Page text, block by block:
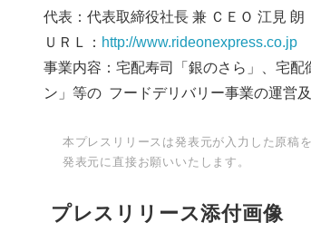
代表：代表取締役社長 兼 ＣＥＯ 江見 朗
ＵＲＬ： http://www.rideonexpress.co.jp
事業内容：宅配寿司「銀のさら」、宅
ン」等の フードデリバリー事業の運営
本プレスリリースは発表元が入力した原稿
発表元に直接お願いいたします。
プレスリリース添付画像